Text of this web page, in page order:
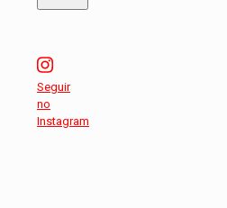
Seguir
no
Instagram